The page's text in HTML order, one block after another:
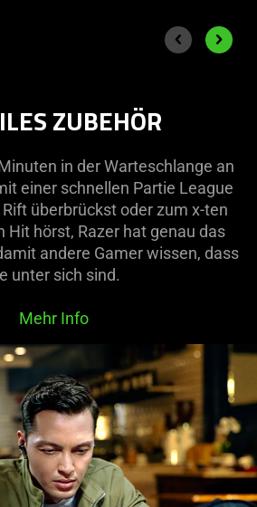
Previous slide
Next
ZUBEHÖR
in der Warteschlange an
einer schnellen Partie League
überbrückst oder zum x-ten
Hit hörst, Razer hat genau das
andere Gamer wissen, dass
unter sich sind.
Mehr Info